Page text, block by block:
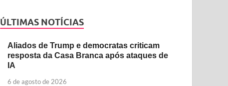
ÚLTIMAS NOTÍCIAS
Aliados de Trump e democratas criticam
resposta da Casa Branca após ataques de
IA
6 de agosto de 2026